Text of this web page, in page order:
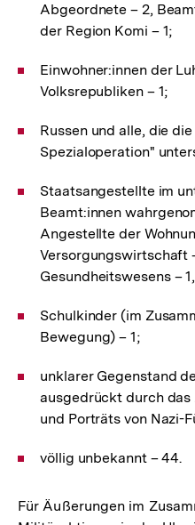
Abgeordnete – 2,
der Region Komi – 1;
Einwohner:innen der
Volksrepubliken – 1;
Russen und alle, die
Spezialoperation"
Staatsangestellte im
Beamt:innen
Angestellte der
Versorgungswirtschaft
Gesundheitswesens –
Schulkinder (im
Bewegung) – 1;
unklarer Gegenstand
ausgedrückt durch das
und Porträts von Nazi-
völlig unbekannt – 44.
Für Äußerungen im